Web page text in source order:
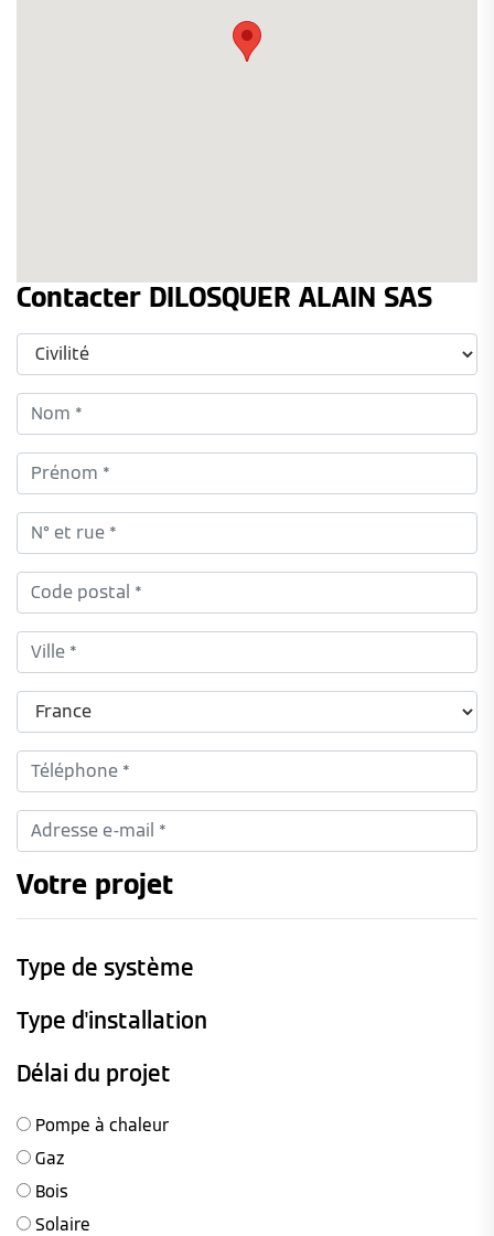
Contacter DILOSQUER ALAIN SAS
Votre projet
Type de système
Type d'installation
Délai du projet
Pompe à chaleur
Gaz
Bois
Solaire